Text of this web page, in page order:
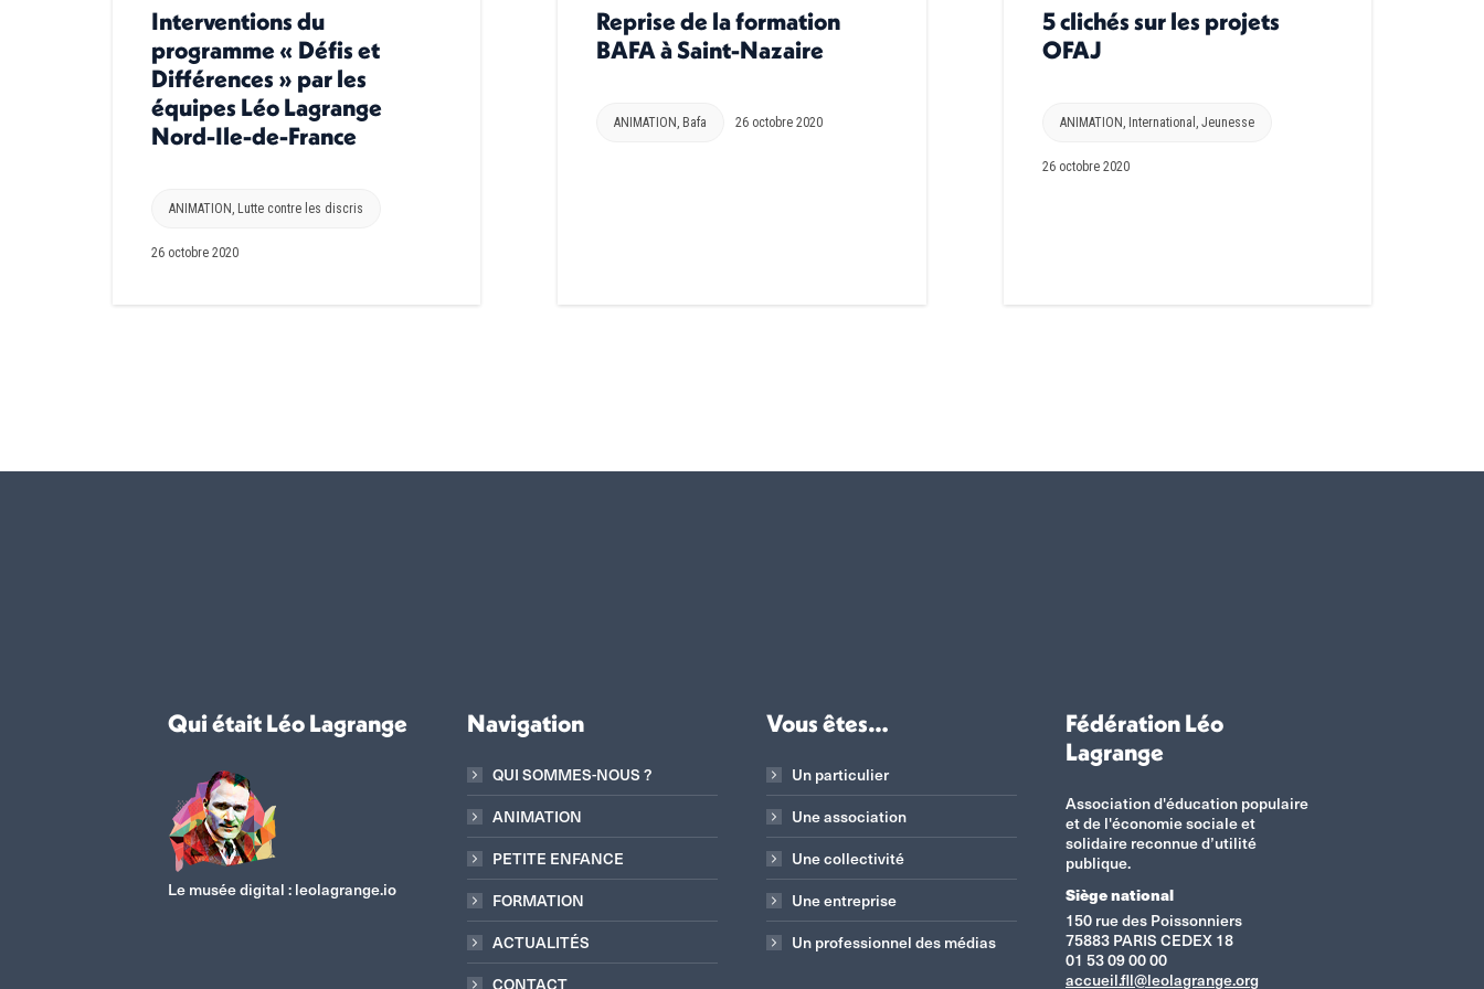
Interventions du
programme « Défis et
Différences » par les
équipes Léo Lagrange
Nord-Ile-de-France
ANIMATION , Lutte contre les discris
26 octobre 2020
Reprise de la formation
BAFA à Saint-Nazaire
ANIMATION , Bafa 26 octobre 2020
5 clichés sur les projets
OFAJ
ANIMATION , International , Jeunesse
26 octobre 2020
Qui était Léo Lagrange
Le musée digital : leolagrange.io
Navigation
QUI SOMMES-NOUS ?
ANIMATION
PETITE ENFANCE
FORMATION
ACTUALITÉS
CONTACT
Vous êtes…
Un particulier
Une association
Une collectivité
Une entreprise
Un professionnel des médias
Fédération Léo
Lagrange
Association d'éducation populaire
et de l'économie sociale et
solidaire reconnue d’utilité
publique.
Siège national
150 rue des Poissonniers
75883 PARIS CEDEX 18
01 53 09 00 00
accueil.fll@leolagrange.org